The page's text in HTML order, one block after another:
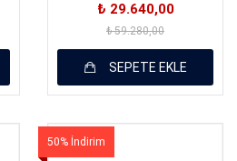
₺ 29.640,00
₺ 59.280,00
SEPETE EKLE
50% İndirim